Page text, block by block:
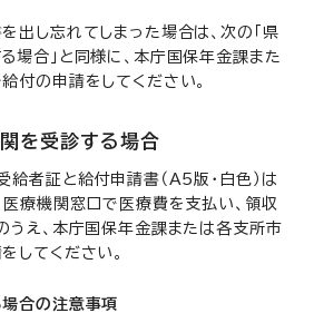
出し忘れてしまった場合は、次の「県
場合」と同様に、本庁国保年金課また
付の申請をしてください。
を受診する場合
給者証と給付申請書（A5版・白色）は
医療機関窓口で医療費を支払い、領収
うえ、本庁国保年金課または各支所市
してください。
合の注意事項